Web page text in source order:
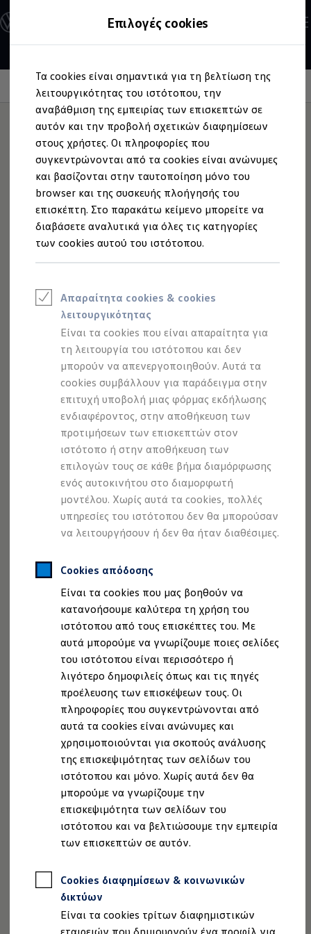
Επιλογές cookies
Τα cookies είναι σημαντικά για τη βελτίωση της
λειτουργικότητας του ιστότοπου, την
αναβάθμιση της εμπειρίας των επισκεπτών σε
αυτόν και την προβολή σχετικών διαφημίσεων
στους χρήστες. Οι πληροφορίες που
συγκεντρώνονται από τα cookies είναι ανώνυμες
και βασίζονται στην ταυτοποίηση μόνο του
browser και της συσκευής πλοήγησής του
επισκέπτη. Στο παρακάτω κείμενο μπορείτε να
διαβάσετε αναλυτικά για όλες τις κατηγορίες
των cookies αυτού του ιστότοπου.
Απαραίτητα cookies & cookies
λειτουργικότητας
Είναι τα cookies που είναι απαραίτητα για
τη λειτουργία του ιστότοπου και δεν
μπορούν να απενεργοποιηθούν. Αυτά τα
cookies συμβάλλουν για παράδειγμα στην
επιτυχή υποβολή μιας φόρμας εκδήλωσης
ενδιαφέροντος, στην αποθήκευση των
προτιμήσεων των επισκεπτών στον
ιστότοπο ή στην αποθήκευση των
επιλογών τους σε κάθε βήμα διαμόρφωσης
ενός αυτοκινήτου στο διαμορφωτή
μοντέλου. Χωρίς αυτά τα cookies, πολλές
υπηρεσίες του ιστότοπου δεν θα μπορούσαν
να λειτουργήσουν ή δεν θα ήταν διαθέσιμες.
Cookies απόδοσης
Είναι τα cookies που μας βοηθούν να
κατανοήσουμε καλύτερα τη χρήση του
ιστότοπου από τους επισκέπτες του. Με
αυτά μπορούμε να γνωρίζουμε ποιες σελίδες
του ιστότοπου είναι περισσότερο ή
λιγότερο δημοφιλείς όπως και τις πηγές
προέλευσης των επισκέψεων τους. Οι
πληροφορίες που συγκεντρώνονται από
αυτά τα cookies είναι ανώνυμες και
χρησιμοποιούνται για σκοπούς ανάλυσης
της επισκεψιμότητας των σελίδων του
ιστότοπου και μόνο. Χωρίς αυτά δεν θα
μπορούμε να γνωρίζουμε την
επισκεψιμότητα των σελίδων του
ιστότοπου και να βελτιώσουμε την εμπειρία
των επισκεπτών σε αυτόν.
Cookies διαφημίσεων & κοινωνικών
δικτύων
Είναι τα cookies τρίτων διαφημιστικών
εταιρειών που δημιουργούν ένα προφίλ για
στο
περιεχόμενο
στο
footer
Ανακαλύψτε τα Μοντέλα
Διαμορφώστε το Volkswagen σας
Επαγγελματικά Οχήματα Volkswagen
Ηλεκτρικά & eHybrid μοντέλα
Ηλεκτρικά μοντέλα
ID.3 Neo
Νέο ID. Polo
ID.4
ID.4 GTX
ID.5
ID.5 GTX
ID.7
ID.7 GTX
ID. Buzz
ID. Buzz Cargo
ID. CROSS
eHybrid μοντέλα
Golf GTE
Νέο Tayron ehybrid
e-Tools για ηλεκτρικά αυτοκίνητα
Προσομοιωτής αυτονομίας
Προσομοιωτής χρόνου φόρτισης
Προσομοιωτής κόστους φόρτισης
ID. Ενημερώσεις λογισμικού
We Charge - Υπηρεσία Φόρτισης
Εύρεση δημόσιων σημείων φόρτισης
ID. Charger
Ενημέρωση ID.
Πλατφόρμα MEB
Μύθοι & Αλήθειες για την ηλεκτροκίνηση
Πού μπορώ να φορτίσω;
Πόσο μακριά μπορώ να φτάσω;
Πώς μπορώ να πληρώσω;
Πώς μπορώ να φορτίσω;
Η αντλία θερμότητας στα ID.
Η λειτουργία ανάκτησης ενέργειας κατά την
Το σύστημα πέδησης στα ID.
Διαθέσιμα νέα και μεταχειρισμένα αυτοκίνητα
Διαθέσιμα νέα αυτοκίνητα
Χρηματοδότηση και Leasing
Volkswagen Easy Living
Χρηματοδότηση Auto Credit
Χρηματοδότηση Classic Credit
Καινοτόμες Τεχνολογίες
Ιδιοκτήτες και υπηρεσίες After Sales
myVolkswagen
Service και γνήσια ανταλλακτικά
Επιθεώρηση & ΚΤΕΟ
Επισκευές & έλεγχοι
Λιπαντικά κινητήρα και υγρά
Τροχοί και ελαστικά
Οδική Βοήθεια
Volkswagen Service
Ανταλλακτικά Volkswagen
Γνήσια αξεσουάρ Volkswagen
Γνήσια αξεσουάρ Volkswagen ειδικά για κάθε
Εσωτερική και εξωτερική προστασία
Λύσεις μεταφοράς και αποσκευών
Ψυχαγωγία και ηλεκτρονικές συσκευές
Εξατομίκευση
Επιτοίχιος σταθμός φόρτισης και καλώδια
Συλλογές Lifestyle
Εφαρμογές Volkswagen, σύνδεση και
Σύνδεση κινητού τηλεφώνου και οχήματος
We Charge - Υπηρεσία Φόρτισης
Πληροφορίες Πελάτη
Information
Service ID.
Τι είναι η υπηρεσία Service ID. και ποιος μπορεί να
τη χρησιμοποιήσει;
Οδηγείτε ID.3, ID.4, ID.5 ή ID.7; Επωφεληθείτε από την
υπηρεσία για ηλεκτρικά οχήματα για όλα τα έτη μοντέλου
Service ID., ο συνεργάτης service μπορεί να σας βοηθήσει
να περιορίσετε στο ελάχιστο τις έγνοιες σας, όταν
βρίσκεστε στο δρόμο, καθώς σχεδόν κάθε συνεργείο
Volkswagenδιαθέτει ειδικά καταρτισμένο και
εκπαιδευμένο τεχνικό προσωπικό, για τη διαχείριση
ηλεκτρικών οχημάτων. Εάν θέλετε να μάθετε πότε πρέπει
να γίνει το επόμενο ραντεβού service, η εμφάνιση
εναπομένοντα διαστήματος, μέχρι την συντήρησή, μπορεί
να σας δώσει την απάντηση. Μπορείτε να τη βρείτε στην
οθόνη του πίνακα οργάνων σας, καθώς και στο σύστημα
infotainment.
Τα οφέλη σας
Υψηλή ποιότητα υπηρεσιών:
Επωφεληθείτε από υψηλό επίπεδο
τεχνογνωσίας και κατάρτισης του ειδικά
εκπαιδευμένου τεχνικού προσωπικού.
Εξυπηρέτηση προσανατολισμένη στον
Δεν χρειάζεται να ψάχνετε πολύ για καλή
εξυπηρέτηση : μπορείτε απλά να
χρησιμοποιήσετε την
"Αναζήτηση Συνεργάτη
Volkswagen "